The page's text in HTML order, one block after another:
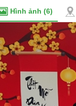
Hình ảnh (6)